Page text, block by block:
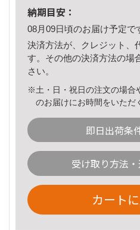
納期目安：
08月09日頃のお届け予定で
決済方法が、クレジット、
す。その他の決済方法の場
さい。
※土・日・祝日の注文の場合
のお届けにお時間をいただ
即日出荷条
受け取り方法
カート